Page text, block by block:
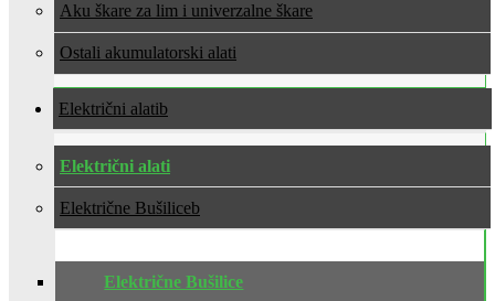
Aku škare za lim i univerzalne škare
Ostali akumulatorski alati
Električni alati
Električni alati
Električne Bušilice
Električne Bušilice